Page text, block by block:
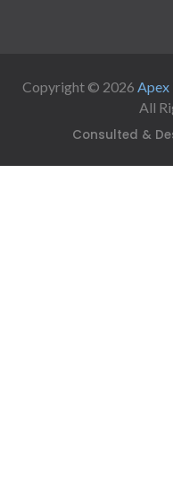
Copyright © 2026 Apex
All
Consulted &